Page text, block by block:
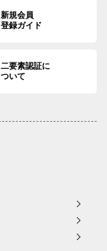
新規会員
登録ガイド
二要素認証に
ついて